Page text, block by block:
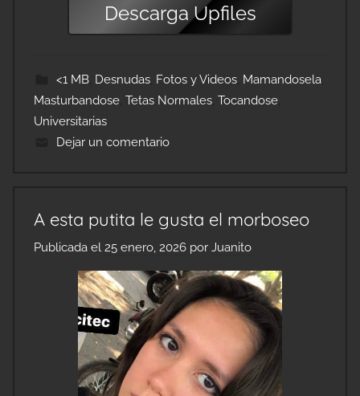
DescargaUpfiles
<1 MB, Desnudas, Fotos y Videos, Mamandosela
Masturbandose Tetas Normales Tocandose
Universitarias
Dejar un comentario
A esta putita le gusta el morboseo
Publicada el 25 enero, 2026 por Juanito